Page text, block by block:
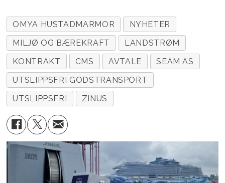
OMYA HUSTADMARMOR
NYHETER
MILJØ OG BÆREKRAFT
LANDSTRØM
KONTRAKT
CMS AVTALE
SEAM AS
UTSLIPPSFRI GODSTRANSPORT
UTSLIPPSFRI
ZINUS